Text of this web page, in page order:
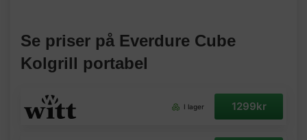
Se priser på Everdure Cube
Kolgrill portabel
I lager 1299kr